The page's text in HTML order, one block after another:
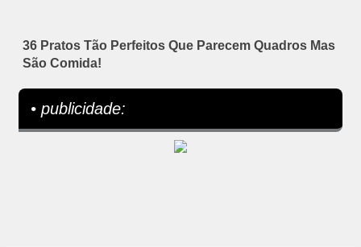
36 Pratos Tão Perfeitos Que Parecem Quadros Mas
São Comida!
• publicidade: